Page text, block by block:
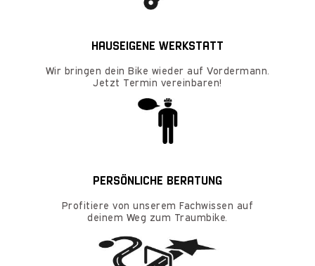
HAUSEIGENE WERKSTATT
Wir bringen dein Bike wieder auf Vordermann.
Jetzt Termin vereinbaren!
PERSÖNLICHE BERATUNG
Profitiere von unserem Fachwissen auf
deinem Weg zum Traumbike.